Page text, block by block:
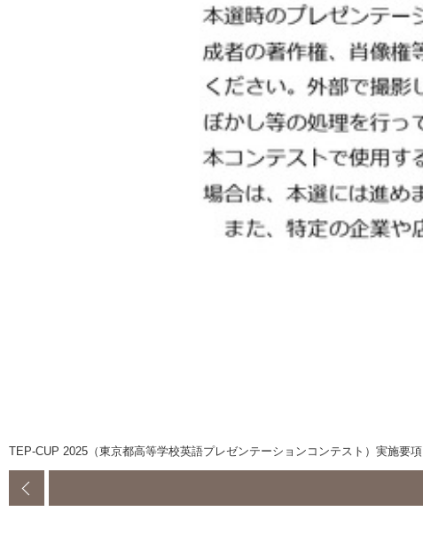
TEP-CUP 2025（東京都高等学校英語プレゼンテーションコンテスト）実施要項